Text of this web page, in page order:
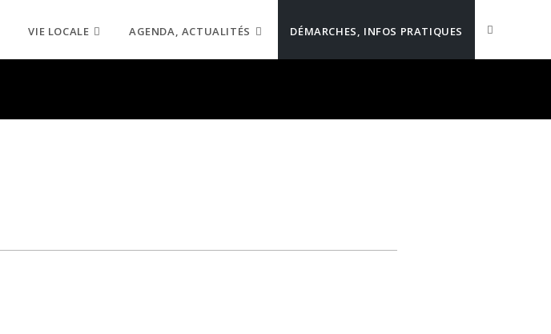
VIE LOCALE AGENDA, ACTUALITÉS DÉMARCHES, INFOS PRATIQUES